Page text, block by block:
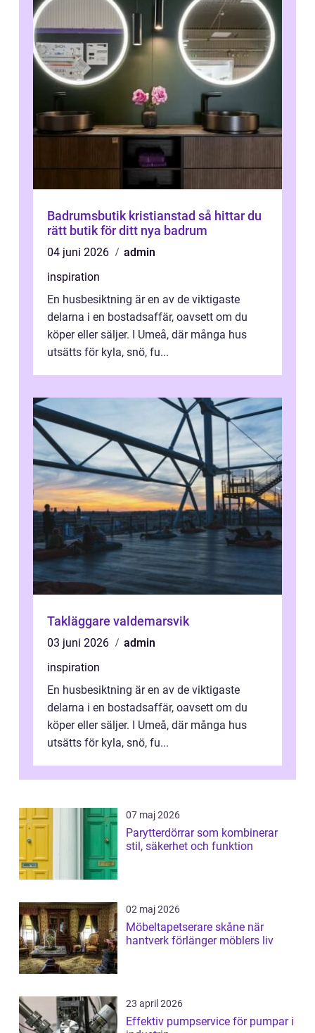
Badrumsbutik kristianstad så hittar du
rätt butik för ditt nya badrum
04 juni 2026
admin
inspiration
En husbesiktning är en av de viktigaste
delarna i en bostadsaffär, oavsett om du
köper eller säljer. I Umeå, där många hus
utsätts för kyla, snö, fu...
Takläggare valdemarsvik
03 juni 2026
admin
inspiration
En husbesiktning är en av de viktigaste
delarna i en bostadsaffär, oavsett om du
köper eller säljer. I Umeå, där många hus
utsätts för kyla, snö, fu...
07 maj 2026
Parytterdörrar som kombinerar
stil, säkerhet och funktion
02 maj 2026
Möbeltapetserare skåne när
hantverk förlänger möblers liv
23 april 2026
Effektiv pumpservice för pumpar i